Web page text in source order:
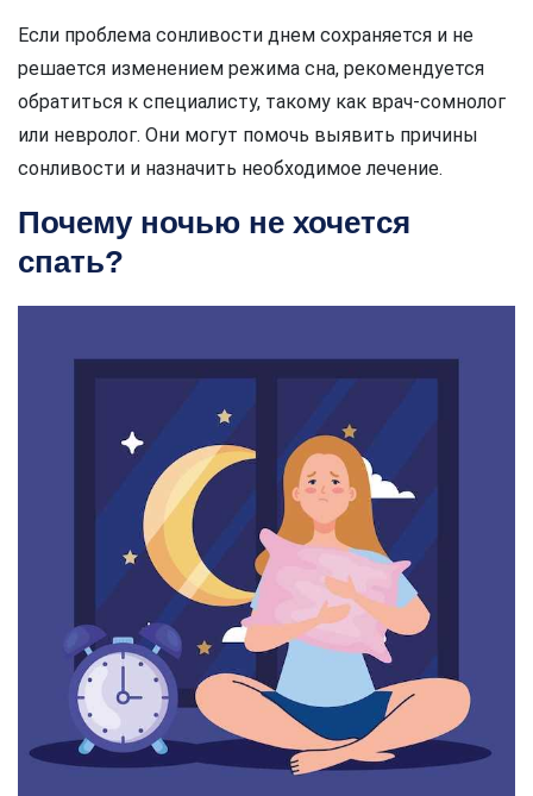
Если проблема сонливости днем сохраняется и не
решается изменением режима сна, рекомендуется
обратиться к специалисту, такому как врач-сомнолог
или невролог. Они могут помочь выявить причины
сонливости и назначить необходимое лечение.
Почему ночью не хочется
спать?